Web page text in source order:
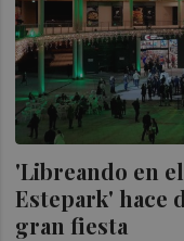
'Libreando en
Estepark' hace
gran fiesta